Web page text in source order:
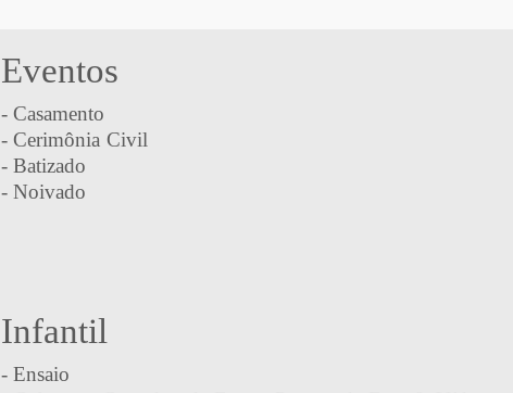
Eventos
- Casamento
- Cerimônia Civil
- Batizado
- Noivado
Infantil
- Ensaio